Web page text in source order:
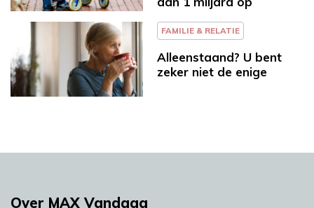
FAMILIE & RELATIE
Alleenstaand? U bent
zeker niet de enige
Over MAX Vandaag